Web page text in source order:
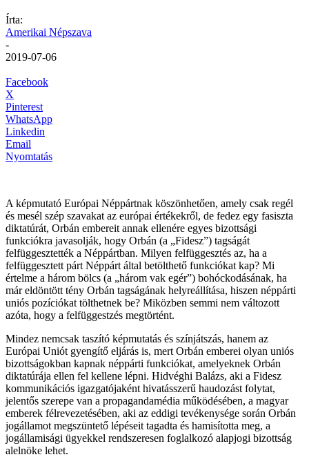
Írta:
Amerikai Népszava
-
2019-07-06
Facebook
X
Pinterest
WhatsApp
Linkedin
Email
Nyomtatás
A képmutató Európai Néppártnak köszönhetően, amely csak regél
és mesél szép szavakat az európai értékekről, de fedez egy fasiszta
diktatúrát, Orbán embereit annak ellenére egyes bizottsági
funkciókra javasolják, hogy Orbán (a „Fidesz”) tagságát
felfüggesztették a Néppártban. Milyen felfüggesztés az, ha a
felfüggesztett párt Néppárt által betölthető funkciókat kap? Mi
értelme a három bölcs (a „három vak egér”) bohóckodásának, ha
már eldöntött tény Orbán tagságának helyreállítása, hiszen néppárti
uniós pozíciókat tölthetnek be? Miközben semmi nem változott
azóta, hogy a felfüggestzés megtörtént.
Mindez nemcsak taszító képmutatás és színjátszás, hanem az
Európai Uniót gyengítő eljárás is, mert Orbán emberei olyan uniós
bizottságokban kapnak néppárti funkciókat, amelyeknek Orbán
diktatúrája ellen fel kellene lépni. Hidvéghi Balázs, aki a Fidesz
kommunikációs igazgatójaként hivatásszerű haudozást folytat,
jelentős szerepe van a propagandamédia működésében, a magyar
emberek félrevezetésében, aki az eddigi tevékenysége során Orbán
jogállamot megszüntető lépéseit tagadta és hamisította meg, a
jogállamisági ügyekkel rendszeresen foglalkozó alapjogi bizottság
alelnöke lehet.